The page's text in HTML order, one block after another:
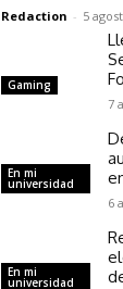
Redaction - 5
Gaming
7
En mi
universidad
6
En mi
universidad